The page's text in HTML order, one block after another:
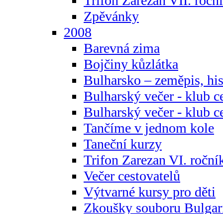
Zpěvánky
2008
Barevná zima
Bojčiny kůzlátka
Bulharsko – zeměpis,
Bulharský večer - klub
Bulharský večer - klub
Tančíme v jednom kole
Taneční kurzy
Trifon Zarezan VI.
Večer cestovatelů
Výtvarné kursy pro děti
Zkoušky souboru